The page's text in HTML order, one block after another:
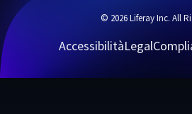
© 2026 Liferay Inc. All
AccessibilitàLegal